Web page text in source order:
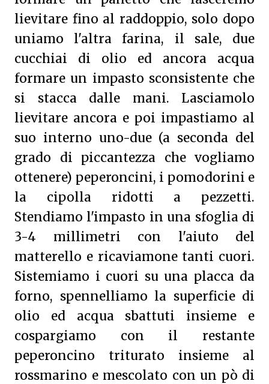
lievitare fino al raddoppio, solo dopo
uniamo l'altra farina, il sale, due
cucchiai di olio ed ancora acqua
formare un impasto sconsistente che
si stacca dalle mani. Lasciamolo
lievitare ancora e poi impastiamo al
suo interno uno-due (a seconda del
grado di piccantezza che vogliamo
ottenere) peperoncini, i pomodorini e
la cipolla ridotti a pezzetti.
Stendiamo l'impasto in una sfoglia di
3-4 millimetri con l'aiuto del
matterello e ricaviamone tanti cuori.
Sistemiamo i cuori su una placca da
forno, spennelliamo la superficie di
olio ed acqua sbattuti insieme e
cospargiamo con il restante
peperoncino triturato insieme al
rossmarino e mescolato con un pò di